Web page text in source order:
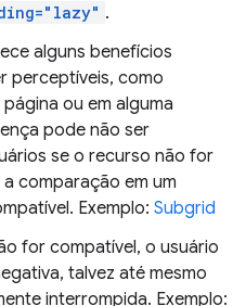
.
alguns benefícios
perceptíveis, como
ou em alguma
pode não ser
se o recurso não for
comparação em um
Exemplo: Subgrid
for compatível, o usuário
talvez até mesmo
interrompida. Exemplo: